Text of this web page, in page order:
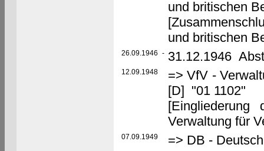
und britischen
und britischen
26.09.1946 - 31.12.1946
12.09.1948
=> VfV -
[D] "01 1102"
Verwaltung für
07.09.1949 => DB -